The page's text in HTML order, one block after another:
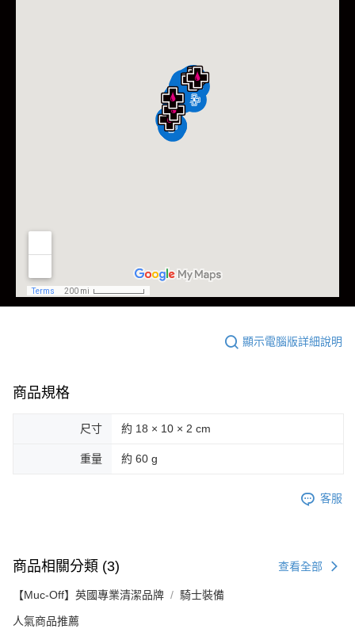
顯示電腦版詳細說明
商品規格
尺寸 約 18 × 10 × 2 cm
重量 約 60 g
客服
商品相關分類 (3) 查看全部
【Muc-Off】英國專業清潔品牌 騎士裝備
人氣商品推薦